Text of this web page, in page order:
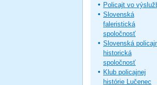
Policajt vo
Slovenská
faleristická
spoločnosť
Slovenská
historická
spoločnosť
Klub policajnej
histórie Lučenec